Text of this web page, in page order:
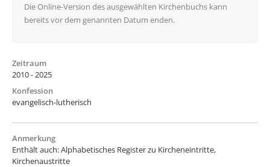
Die Online-Version des ausgewählten Kirchenbuchs kann
bereits vor dem genannten Datum enden.
Zeitraum
2010 - 2025
Konfession
evangelisch-lutherisch
Anmerkung
Enthält auch: Alphabetisches Register zu Kircheneintritte,
Kirchenaustritte